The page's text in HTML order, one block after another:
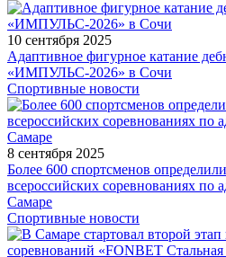
10 сентября 2025
Адаптивное фигурное катание
«ИМПУЛЬС-2026» в Сочи
Спортивные новости
8 сентября 2025
Более 600 спортсменов
всероссийских соревнованиях по
Самаре
Спортивные новости